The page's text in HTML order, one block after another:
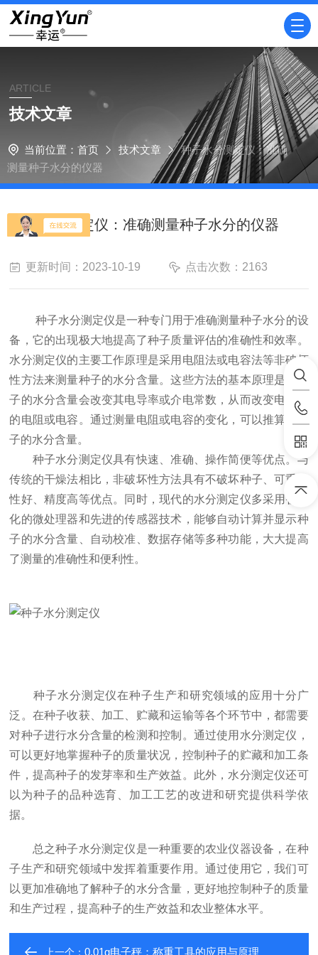
ARTICLE
技术文章
当前位置： 首页 技术文章
种子水分测定仪：准确
测量种子水分的仪器
种子水分测定仪：准确测量种子水分的仪器
更新时间：2023-10-19 点击次数：2163
种子水分测定仪是一种专门用于准确测量种子水分的设
备，它的出现极大地提高了种子质量评估的准确性和效率。
水分测定仪的主要工作原理是采用电阻法或电容法等非破坏
性方法来测量种子的水分含量。这些方法的基本原理是，种
子的水分含量会改变其电导率或介电常数，从而改变电路中
的电阻或电容。通过测量电阻或电容的变化，可以推算出种
子的水分含量。
种子水分测定仪具有快速、准确、操作简便等优点。与
传统的干燥法相比，非破坏性方法具有不破坏种子、可重复
性好、精度高等优点。同时，现代的水分测定仪多采用智能
化的微处理器和先进的传感器技术，能够自动计算并显示种
子的水分含量、自动校准、数据存储等多种功能，大大提高
了测量的准确性和便利性。
种子水分测定仪在种子生产和研究领域的应用十分广
泛。在种子收获、加工、贮藏和运输等各个环节中，都需要
对种子进行水分含量的检测和控制。通过使用水分测定仪，
可以更好地掌握种子的质量状况，控制种子的贮藏和加工条
件，提高种子的发芽率和生产效益。此外，水分测定仪还可
以为种子的品种选育、加工工艺的改进和研究提供科学依
据。
总之种子水分测定仪是一种重要的农业仪器设备，在种
子生产和研究领域中发挥着重要作用。通过使用它，我们可
以更加准确地了解种子的水分含量，更好地控制种子的质量
和生产过程，提高种子的生产效益和农业整体水平。
上一个：0.01g电子秤：称重工具的应用与原理